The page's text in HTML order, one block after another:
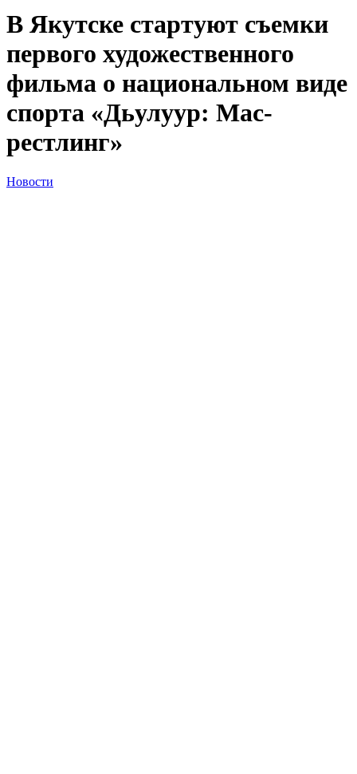
В Якутске стартуют съемки
первого художественного
фильма о национальном виде
спорта «Дьулуур: Мас-
рестлинг»
Новости